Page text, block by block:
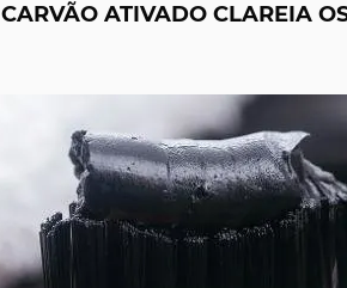
CARVÃO ATIVADO CLAREIA